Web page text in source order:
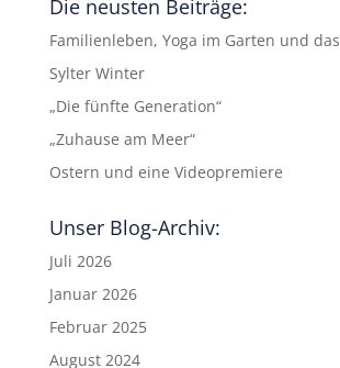
Die neusten Beiträge:
Familienleben, Yoga im Garten und
Sylter Winter
„Die fünfte Generation“
„Zuhause am Meer“
Ostern und eine Videopremiere
Unser Blog-Archiv:
Juli 2026
Januar 2026
Februar 2025
August 2024